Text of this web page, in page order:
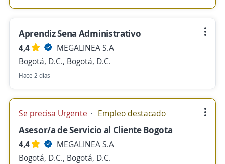
Aprendiz Sena Administrativo
4,4
MEGALINEA S.A
Bogotá, D.C., Bogotá, D.C.
Hace 2 días
Se precisa Urgente Empleo destacado
Asesor/a de Servicio al Cliente Bogota
4,4
MEGALINEA S.A
Bogotá, D.C., Bogotá, D.C.